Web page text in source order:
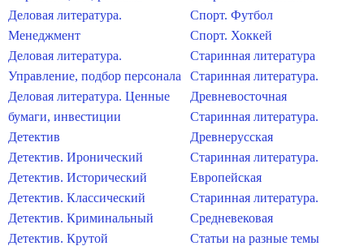
Деловая литература.
Менеджмент
Деловая литература.
Управление, подбор персонала
Деловая литература. Ценные
бумаги, инвестиции
Детектив
Детектив. Иронический
Детектив. Исторический
Детектив. Классический
Детектив. Криминальный
Детектив. Крутой
Спорт. Футбол
Спорт. Хоккей
Старинная литература
Старинная литература.
Древневосточная
Старинная литература.
Древнерусская
Старинная литература.
Европейская
Старинная литература.
Средневековая
Статьи на разные темы